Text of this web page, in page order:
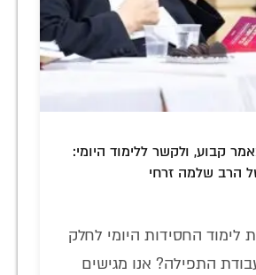
קבוע, ולקשר ללימוד היומי:
הרב שלמה זרחי
לימוד החסידות היומי לחלק
התפילה? אנו מגישים